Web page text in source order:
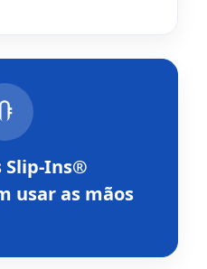
Slip-Ins®
usar as mãos